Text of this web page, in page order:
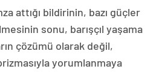
attığı bildirinin, bazı güçler
sonu, barışçıl yaşama
çözümü olarak değil,
yorumlanmaya